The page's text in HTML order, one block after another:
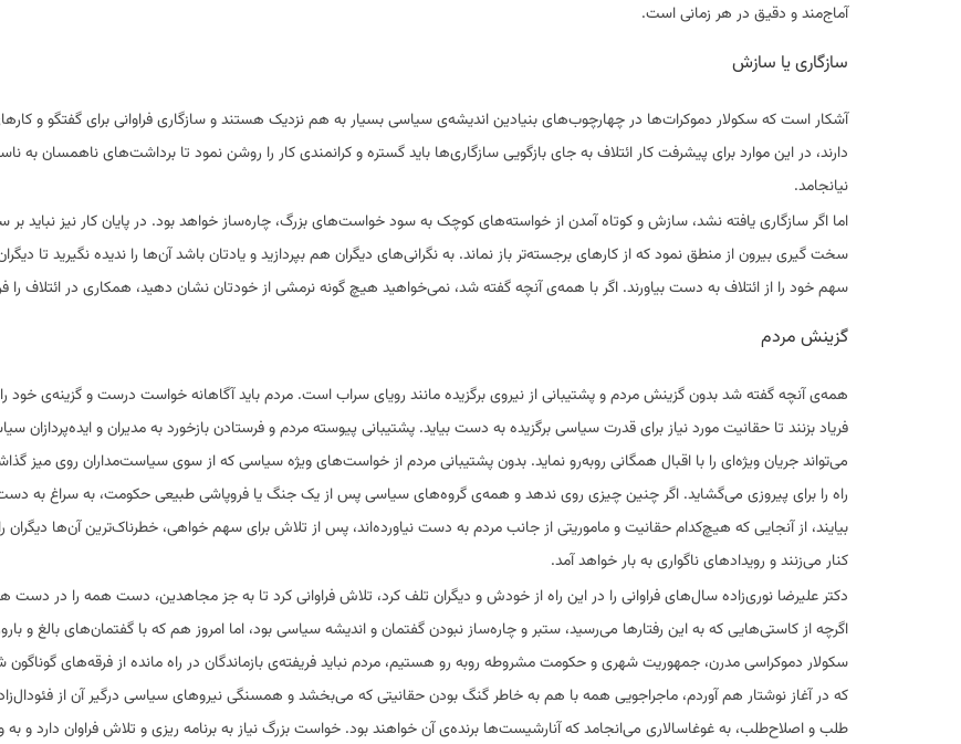
آماج‌مند و دقیق در هر زمانی است.
سازگاری یا سازش
آشکار است که سکولار دموکرات‌ها در چهارچوب‌های بنیادین اندیشه‌ی سیاسی بسیار به هم نزدیک هستند و سازگاری فراوانی برای گفتگو و
دارند، در این موارد برای پیشرفت کار ائتلاف به جای بازگویی سازگاری‌ها باید گستره و کرانمندی کار را روشن نمود تا برداشت‌های ناهمسان به
نیانجامد.
اما اگر سازگاری یافته نشد، سازش و کوتاه آمدن از خواسته‌های کوچک به سود خواست‌های بزرگ، چاره‌ساز خواهد بود. در پایان کار نیز نباید
سخت گیری بیرون از منطق نمود که از کارهای برجسته‌تر باز نماند. به نگرانی‌های دیگران هم بپردازید و یادتان باشد آن‌ها را ندیده نگیرید تا
سهم خود را از ائتلاف به دست بیاورند. اگر با همه‌ی آنچه گفته شد، نمی‌خواهید هیچ گونه نرمشی از خودتان نشان دهید، همکاری در ائتلاف را
گزینش مردم
همه‌ی آنچه گفته شد بدون گزینش مردم و پشتیبانی از نیروی برگزیده مانند رویای سراب است. مردم باید آگاهانه خواست درست و گزینه‌ی خود را
فریاد بزنند تا حقانیت مورد نیاز برای قدرت سیاسی برگزیده به دست بیاید. پشتیبانی پیوسته مردم و فرستادن بازخورد به مدیران و ایده‌پردازان
می‌تواند جریان ویژه‌ای را با اقبال همگانی روبه‌رو نماید. بدون پشتیبانی مردم از خواست‌‌های ویژه سیاسی که از سوی سیاست‌مداران روی میز
راه را برای پیروزی می‌گشاید. اگر چنین چیزی روی ندهد و همه‌ی گروه‌های سیاسی پس از یک جنگ یا فروپاشی طبیعی حکومت، به سراغ به
بیایند، از آنجایی که هیچ‌کدام حقانیت و ماموریتی از جانب مردم به دست نیاورده‌اند، پس از تلاش برای سهم خواهی، خطرناک‌ترین آن‌ها دیگران
کنار می‌زنند و رویدادهای ناگواری به بار خواهد آمد.
دکتر علیرضا نوری‌زاده سال‌های فراوانی را در این راه از خودش و دیگران تلف کرد، تلاش فراوانی کرد تا به جز مجاهدین، دست همه را در دست
اگرچه از کاستی‌هایی که به این رفتارها می‌رسید، ستبر و چاره‌ساز نبودن گفتمان و اندیشه سیاسی بود، اما امروز هم که با گفتمان‌های بالغ و
سکولار دموکراسی مدرن، جمهوریت شهری و حکومت مشروطه روبه رو هستیم، مردم نباید فریفته‌ی بازماندگان در راه مانده از فرقه‌های گوناگون
که در آغاز نوشتار هم آوردم، ماجراجویی همه با هم به خاطر گنگ بودن حقانیتی که می‌بخشد و همسنگی نیروهای سیاسی درگیر آن از
طلب و اصلاح‌طلب، به غوغاسالاری می‌انجامد که آنارشیست‌ها برنده‌ی آن خواهند بود. خواست بزرگ نیاز به برنامه ریزی و تلاش فراوان دارد و به